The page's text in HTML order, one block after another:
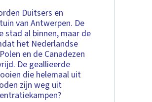
Duitsers en
van Antwerpen. De
stad al binnen, maar de
het Nederlandse
en de Canadezen
De geallieerde
die helemaal uit
zijn weg uit